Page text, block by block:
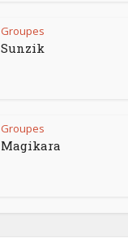
Groupes
Sunzik
Groupes
Magikara